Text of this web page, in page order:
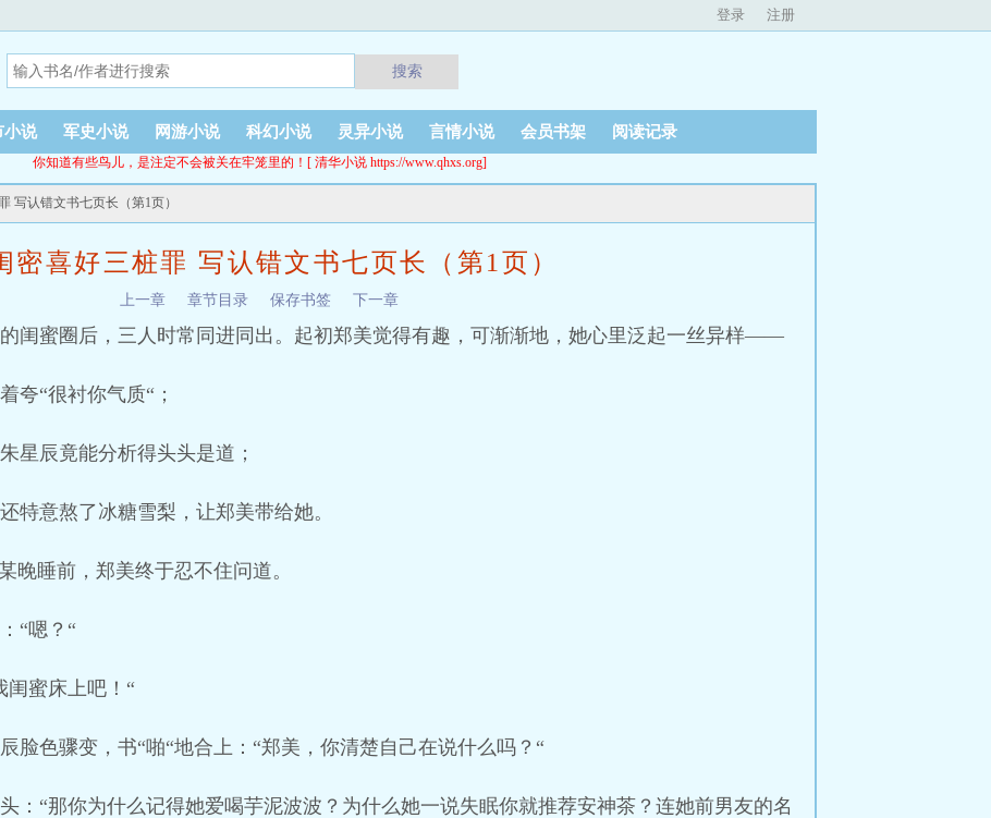
登录 注册
搜索
小说 军史小说 网游小说 科幻小说 灵异小说 言情小说 会员书架 阅读记录
你知道有些鸟儿，是注定不会被关在牢笼里的！[ 清华小说 https://www.qhxs.org]
写认错文书七页长（第1页）
密喜好三桩罪 写认错文书七页长（第1页）
上一章 章节目录 保存书签 下一章
闺蜜圈后，三人时常同进同出。起初郑美觉得有趣，可渐渐地，她心里泛起一丝异样——
夸“很衬你气质“；
星辰竟能分析得头头是道；
特意熬了冰糖雪梨，让郑美带给她。
晚睡前，郑美终于忍不住问道。
“嗯？“
闺蜜床上吧！“
脸色骤变，书“啪“地合上：“郑美，你清楚自己在说什么吗？“
：“那你为什么记得她爱喝芋泥波波？为什么她一说失眠你就推荐安神茶？连她前男友的名